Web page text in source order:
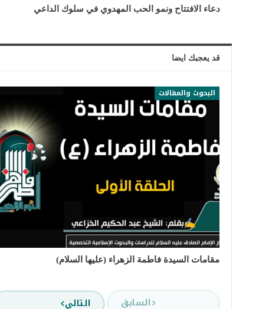
دعاء الافتتاح ونمو الحب المهدوي في سلوك الداعي
قد يعجبك ايضا
البحوث والمقالات
مقامات السيدة فاطمة الزهراء (عليها السلام)
السابق التالي